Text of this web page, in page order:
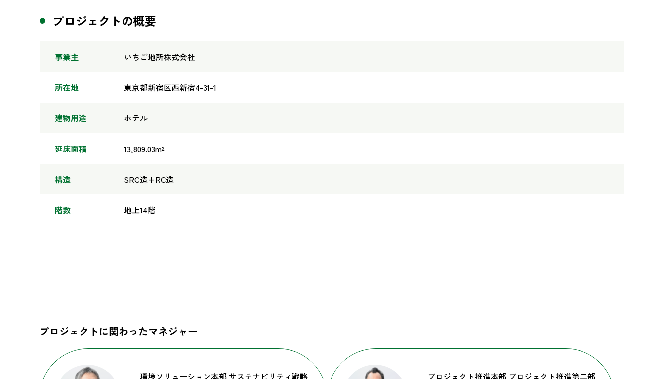
プロジェクトの概要
事業主 いちご地所株式会社
所在地 東京都新宿区西新宿4-31-1
建物用途 ホテル
延床面積 13,809.03m²
構造 SRC造+RC造
階数 地上14階
プロジェクトに関わったマネジャー
環境ソリューション本部 サステナビリティ戦略
プロジェクト推進本部 プロジェクト推進第二部